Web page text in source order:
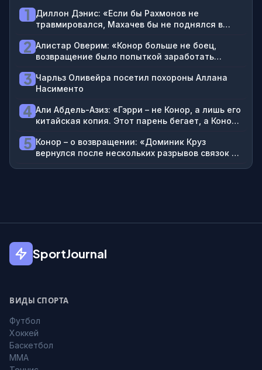
1
Диллон Дэнис: «Если бы Рахмонов не
травмировался, Махачев бы не поднялся в
возможно, не получил бы второй пояс»
2 Алистар Оверим: «Конор больше не боец,
возвращение было попыткой заработать
3 Чарльз Оливейра посетил похороны Аллана
Насименто
4 Али Абдель-Азиз: «Гэрри – не Конор, а лишь его
китайская копия. Этот парень бегает, а Конор
5 Конор – о возвращении: «Доминик Круз
вернулся после нескольких разрывов связок и
SportJournal
ВИДЫ СПОРТА
Футбол
Хоккей
Баскетбол
MMA